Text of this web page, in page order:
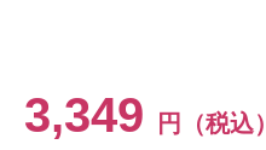
3,349 円（税込）